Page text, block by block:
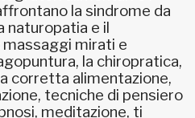
la sindrome da
naturopatia e il
mirati e
la chiropratica,
corretta alimentazione,
tecniche di pensiero
meditazione, ti